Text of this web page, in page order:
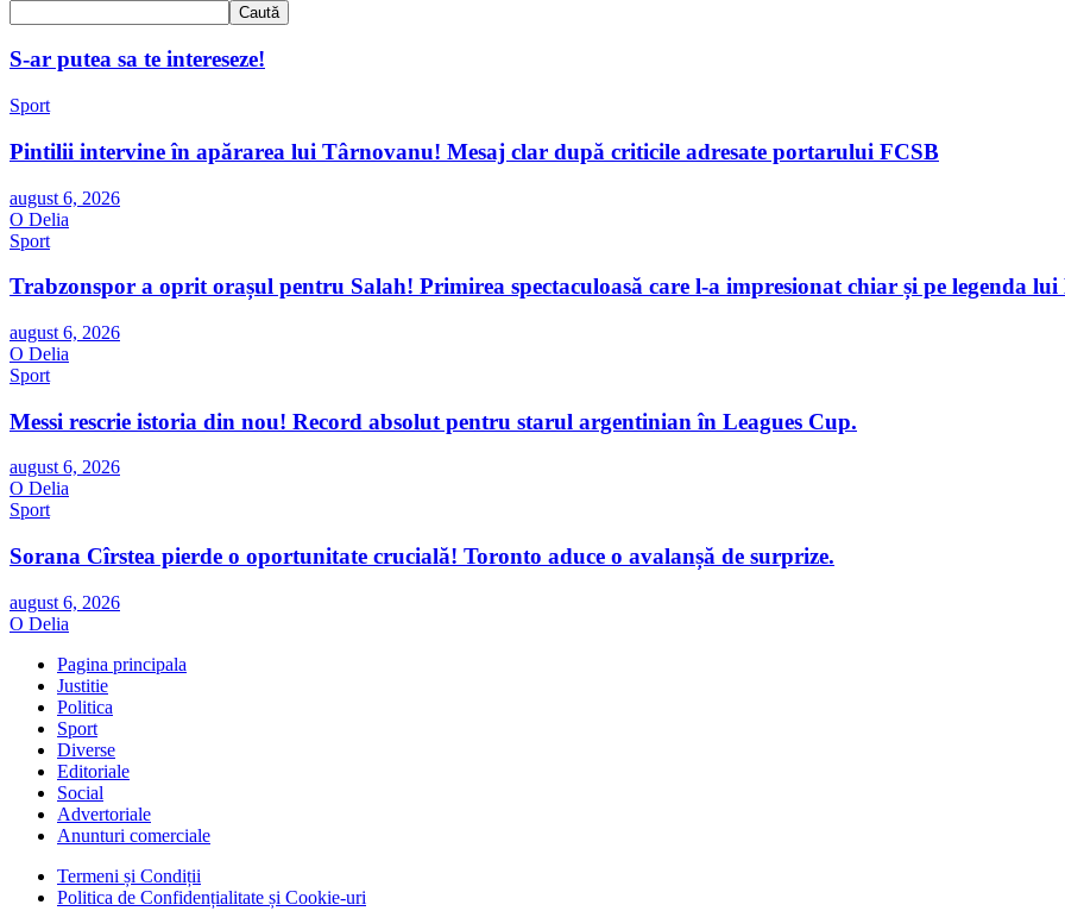
Caută
S-ar putea sa te intereseze!
Sport
Pintilii intervine în apărarea lui Târnovanu! Mesaj clar după criticile adresate portarului FCSB
august 6, 2026
O Delia
Sport
Trabzonspor a oprit orașul pentru Salah! Primirea spectaculoasă care l-a impresionat chiar și pe legenda
august 6, 2026
O Delia
Sport
Messi rescrie istoria din nou! Record absolut pentru starul argentinian în Leagues Cup.
august 6, 2026
O Delia
Sport
Sorana Cîrstea pierde o oportunitate crucială! Toronto aduce o avalanșă de surprize.
august 6, 2026
O Delia
Pagina principala
Justitie
Politica
Sport
Diverse
Editoriale
Social
Advertoriale
Anunturi comerciale
Termeni și Condiții
Politica de Confidențialitate și Cookie-uri